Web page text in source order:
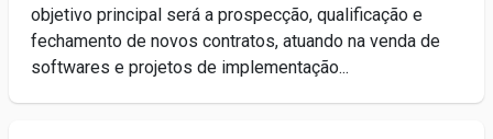
objetivo principal será a prospecção, qualificação e
fechamento de novos contratos, atuando na venda de
softwares e projetos de implementação...